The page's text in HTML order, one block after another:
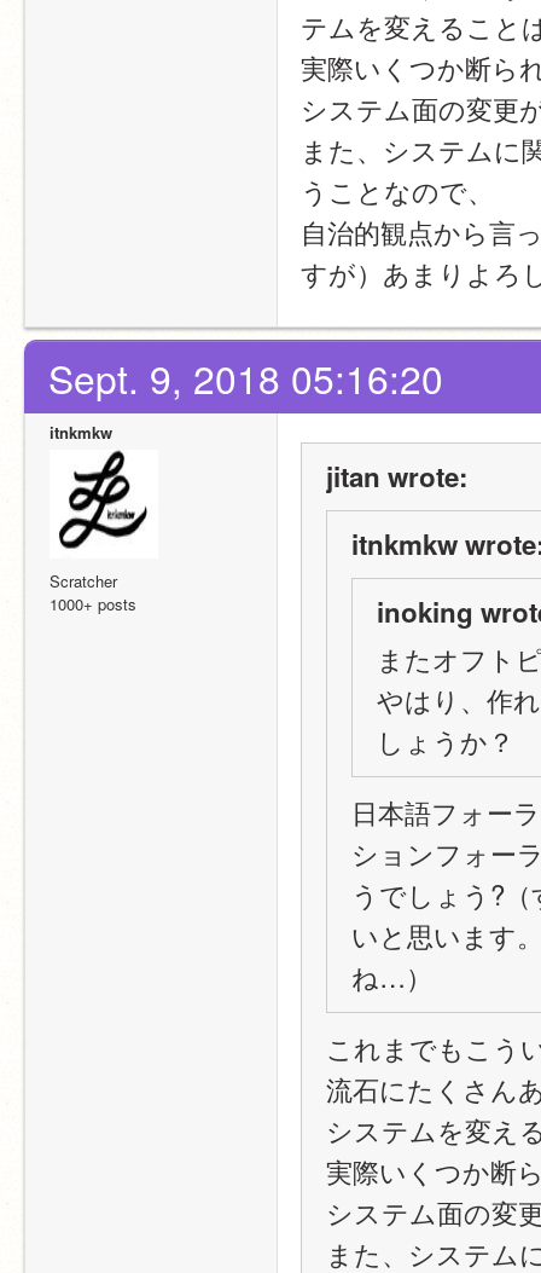
テムを変えること
実際いくつか断ら
システム面の変更
また、システムに
うことなので、
自治的観点から言
すが）あまりよろ
Sept. 9, 2018 05:16:20
itnkmkw
Scratcher
1000+ posts
jitan wrote:
itnkmkw
inoking
またオフト
やはり、作
しょうか？
日本語フォー
ションフォー
うでしょう?
いと思います
ね…）
これまでもこう
流石にたくさん
システムを変え
実際いくつか断
システム面の変
また、システム